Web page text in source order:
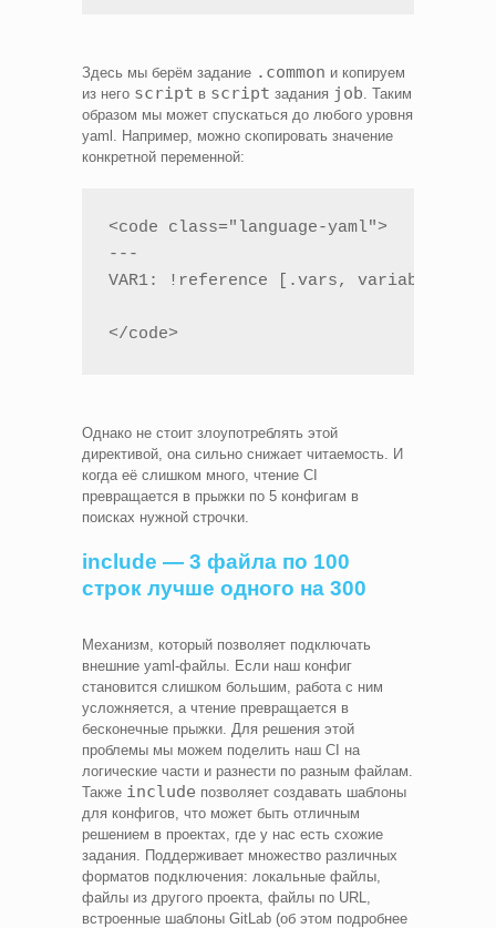
Здесь мы берём задание .common и копируем
из него script в script задания job . Таким
образом мы может спускаться до любого уровня
yaml. Например, можно скопировать значение
конкретной переменной:
<code class="language-yaml">
---
VAR1: !reference [.vars, variables,
</code>
Однако не стоит злоупотреблять этой
директивой, она сильно снижает читаемость. И
когда её слишком много, чтение CI
превращается в прыжки по 5 конфигам в
поисках нужной строчки.
include — 3 файла по 100
строк лучше одного на 300
Механизм, который позволяет подключать
внешние yaml-файлы. Если наш конфиг
становится слишком большим, работа с ним
усложняется, а чтение превращается в
бесконечные прыжки. Для решения этой
проблемы мы можем поделить наш CI на
логические части и разнести по разным файлам.
Также include позволяет создавать шаблоны
для конфигов, что может быть отличным
решением в проектах, где у нас есть схожие
задания. Поддерживает множество различных
форматов подключения: локальные файлы,
файлы из другого проекта, файлы по URL,
встроенные шаблоны GitLab (об этом подробнее